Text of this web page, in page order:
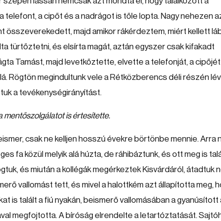
telefont, a cipőt és a nadrágot is tőle lopta. Nagy nehezen
összeverekedett, majd amikor rákérdeztem, miért kellett
türtőztetni, és elsírta magát, aztán egyszer csak kifakadt
Tamást, majd levetkőztette, elvette a telefonját, a
Rögtön megindultunk vele a Rétközberencs déli részén
a tevékenységirányítást.
mentőszolgálatot is értesítette.
csak ne kelljen hosszú évekre börtönbe mennie. Arra
fa közül melyik alá húzta, de ráhibáztunk, és ott meg is
és miután a kollégák megérkeztek Kisvárdáról, átadtuk
vallomást tett, és mivel a halottkém azt állapította meg,
is talált a fiú nyakán, beismerő vallomásában a gyanúsított
megfojtotta. A bíróság elrendelte a letartóztatását.